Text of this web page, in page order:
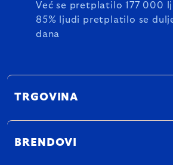
Već se pretplatilo 177 000
85% ljudi pretplatilo se
dana
TRGOVINA
BRENDOVI